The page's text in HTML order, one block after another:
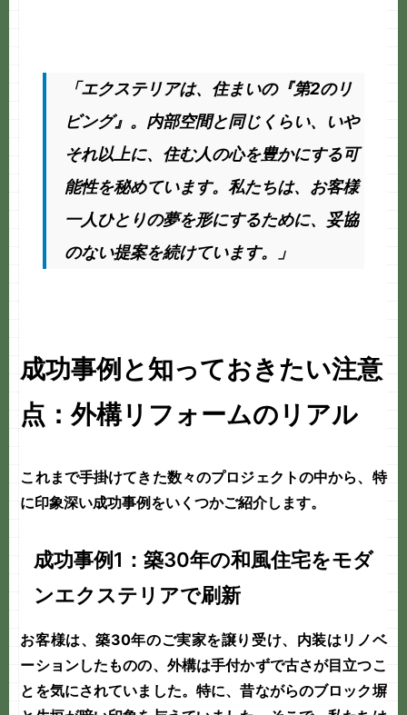
「エクステリアは、住まいの『第2のリ
ビング』。内部空間と同じくらい、いや
それ以上に、住む人の心を豊かにする可
能性を秘めています。私たちは、お客様
一人ひとりの夢を形にするために、妥協
のない提案を続けています。」
成功事例と知っておきたい注意
点：外構リフォームのリアル
これまで手掛けてきた数々のプロジェクトの中から、特
に印象深い成功事例をいくつかご紹介します。
成功事例1：築30年の和風住宅をモダ
ンエクステリアで刷新
お客様は、築30年のご実家を譲り受け、内装はリノベ
ーションしたものの、外構は手付かずで古さが目立つこ
とを気にされていました。特に、昔ながらのブロック塀